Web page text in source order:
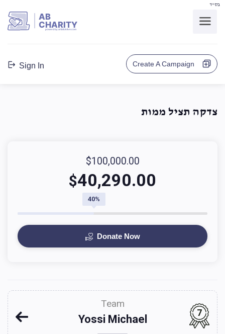
בס"ד
AB
CHARITY
powerd by ahblicklive.com
Sign In Create A Campaign
צדקה תציל ממות
$100,000.00
$40,290.00
40%
Donate Now
Team
Yossi Michael
7